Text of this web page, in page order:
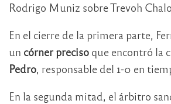
Rodrigo Muniz sobre Trevoh
En el cierre de la primera parte,
un córner preciso que encontró la
Pedro, responsable del 1-0 en
En la segunda mitad, el árbitro